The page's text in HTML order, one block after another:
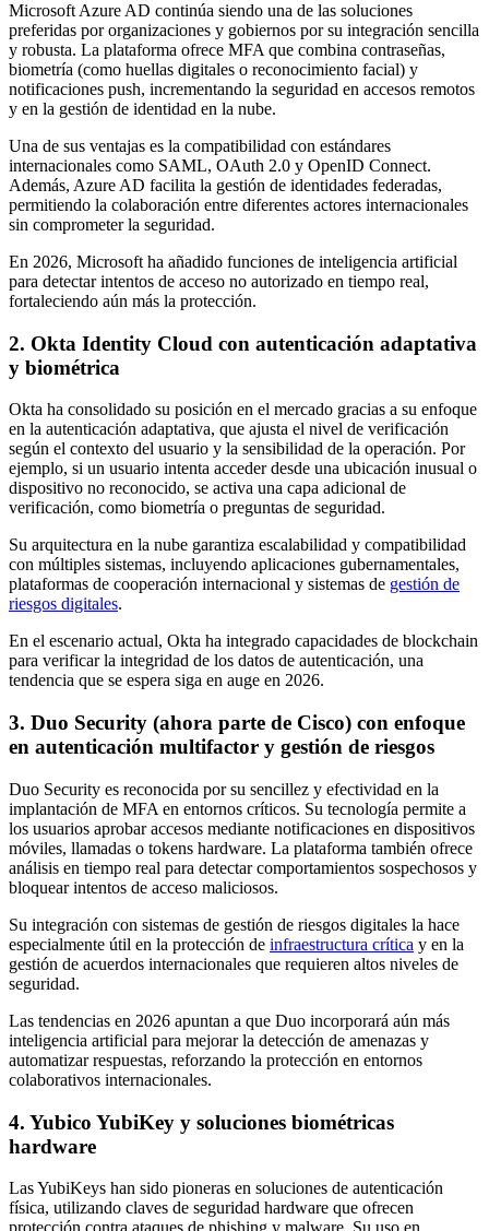
Microsoft Azure AD continúa siendo una de las soluciones
preferidas por organizaciones y gobiernos por su integración sencilla
y robusta. La plataforma ofrece MFA que combina contraseñas,
biometría (como huellas digitales o reconocimiento facial) y
notificaciones push, incrementando la seguridad en accesos remotos
y en la gestión de identidad en la nube.
Una de sus ventajas es la compatibilidad con estándares
internacionales como SAML, OAuth 2.0 y OpenID Connect.
Además, Azure AD facilita la gestión de identidades federadas,
permitiendo la colaboración entre diferentes actores internacionales
sin comprometer la seguridad.
En 2026, Microsoft ha añadido funciones de inteligencia artificial
para detectar intentos de acceso no autorizado en tiempo real,
fortaleciendo aún más la protección.
2. Okta Identity Cloud con autenticación adaptativa
y biométrica
Okta ha consolidado su posición en el mercado gracias a su enfoque
en la autenticación adaptativa, que ajusta el nivel de verificación
según el contexto del usuario y la sensibilidad de la operación. Por
ejemplo, si un usuario intenta acceder desde una ubicación inusual o
dispositivo no reconocido, se activa una capa adicional de
verificación, como biometría o preguntas de seguridad.
Su arquitectura en la nube garantiza escalabilidad y compatibilidad
con múltiples sistemas, incluyendo aplicaciones gubernamentales,
plataformas de cooperación internacional y sistemas de gestión de
riesgos digitales.
En el escenario actual, Okta ha integrado capacidades de blockchain
para verificar la integridad de los datos de autenticación, una
tendencia que se espera siga en auge en 2026.
3. Duo Security (ahora parte de Cisco) con enfoque
en autenticación multifactor y gestión de riesgos
Duo Security es reconocida por su sencillez y efectividad en la
implantación de MFA en entornos críticos. Su tecnología permite a
los usuarios aprobar accesos mediante notificaciones en dispositivos
móviles, llamadas o tokens hardware. La plataforma también ofrece
análisis en tiempo real para detectar comportamientos sospechosos y
bloquear intentos de acceso maliciosos.
Su integración con sistemas de gestión de riesgos digitales la hace
especialmente útil en la protección de infraestructura crítica y en la
gestión de acuerdos internacionales que requieren altos niveles de
seguridad.
Las tendencias en 2026 apuntan a que Duo incorporará aún más
inteligencia artificial para mejorar la detección de amenazas y
automatizar respuestas, reforzando la protección en entornos
colaborativos internacionales.
4. Yubico YubiKey y soluciones biométricas
hardware
Las YubiKeys han sido pioneras en soluciones de autenticación
física, utilizando claves de seguridad hardware que ofrecen